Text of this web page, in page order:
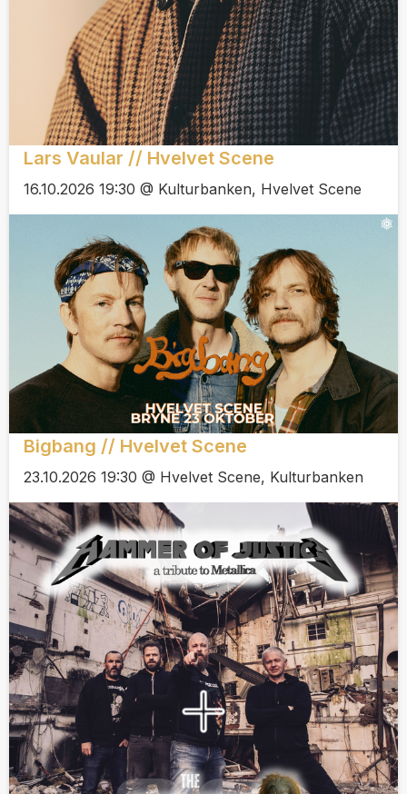
Lars Vaular // Hvelvet Scene
16.10.2026 19:30 @ Kulturbanken, Hvelvet Scene
Bigbang // Hvelvet Scene
23.10.2026 19:30 @ Hvelvet Scene, Kulturbanken